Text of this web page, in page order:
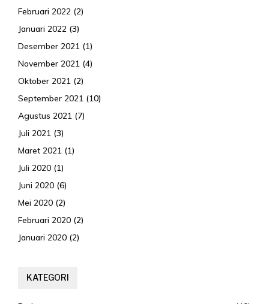
Februari 2022 (2)
Januari 2022 (3)
Desember 2021 (1)
November 2021 (4)
Oktober 2021 (2)
September 2021 (10)
Agustus 2021 (7)
Juli 2021 (3)
Maret 2021 (1)
Juli 2020 (1)
Juni 2020 (6)
Mei 2020 (2)
Februari 2020 (2)
Januari 2020 (2)
KATEGORI